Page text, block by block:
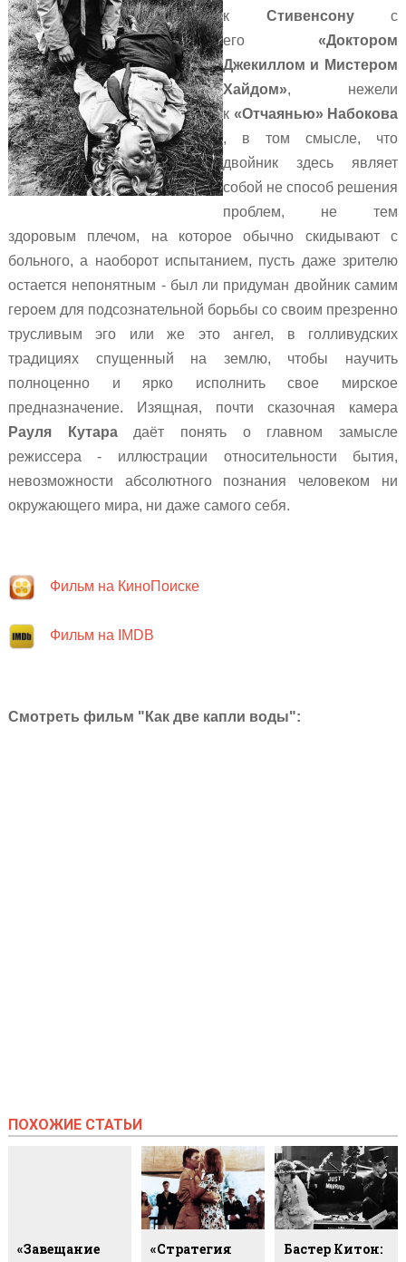
к Стивенсонус
его«Доктором
Джекиллом и Мистером
Хайдом», нежели
к «Отчаянью»Набокова
, в том смысле, что
двойник здесь являет
собой не способ решения
проблем, не тем
здоровым плечом, на которое обычно скидывают с
больного, а наоборот испытанием, пусть даже зрителю
остается непонятным - был ли придуман двойник самим
героем для подсознательной борьбы со своим презренно
трусливым эго или же это ангел, в голливудских
традициях спущенный на землю, чтобы научить
полноценно и ярко исполнить свое мирское
предназначение. Изящная, почти сказочная камера
Рауля Кутара даёт понять о главном замысле
режиссера - иллюстрации относительности бытия,
невозможности абсолютного познания человеком ни
окружающего мира, ни даже самого себя.
Фильм на КиноПоиске
Фильм на IMDB
Смотреть фильм "Как две капли воды":
ПОХОЖИЕ СТАТЬИ
«Завещание
«Стратегия
Бастер Китон: